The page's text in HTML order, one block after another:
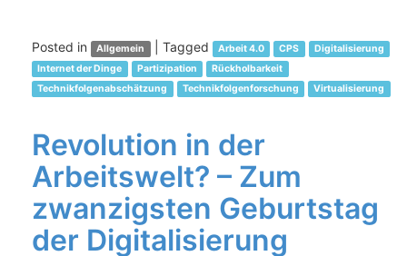
Posted in Allgemein Tagged Arbeit 4.0 CPS
Digitalisierung
Internet der Dinge
Partizipation
Rückholbarkeit
Technikfolgenabschätzung
Technikfolgenforschung Virtualisierung
Revolution in der
Arbeitswelt? – Zum
zwanzigsten Geburtstag
der Digitalisierung